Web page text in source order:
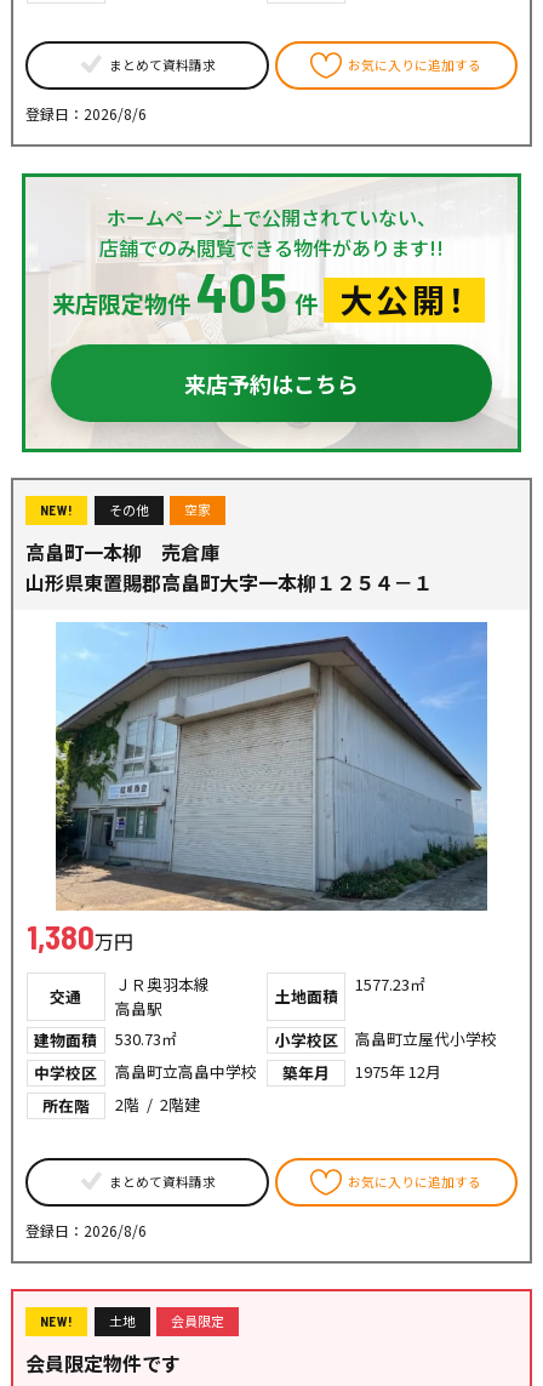
まとめて資料請求 お気に入りに追加する
登録日：2026/8/6
ホームページ上で公開されていない、
店舗でのみ閲覧できる物件があります!!
来店限定物件 405件 大公開！
来店予約はこちら
NEW! その他 空家
高畠町一本柳 売倉庫
山形県東置賜郡高畠町大字一本柳１２５４－１
1,380万円
交通
ＪＲ奥羽本線
高畠駅
土地面積
1577.23㎡
建物面積 530.73㎡ 小学校区
高畠町立屋代小学校
中学校区
高畠町立高畠中学校 築年月
1975年 12月
所在階
2階 / 2階建
まとめて資料請求 お気に入りに追加する
登録日：2026/8/6
NEW! 土地 会員限定
会員限定物件です